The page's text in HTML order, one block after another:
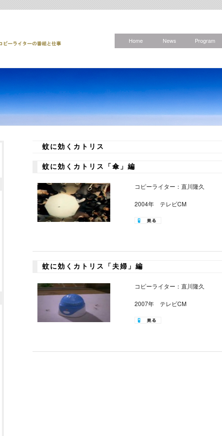
Home News Program
蚊に効くカトリス
蚊に効くカトリス「傘」編
コピーライター：直川隆久
2004年 テレビCM
蚊に効くカトリス「夫婦」編
コピーライター：直川隆久
2007年 テレビCM